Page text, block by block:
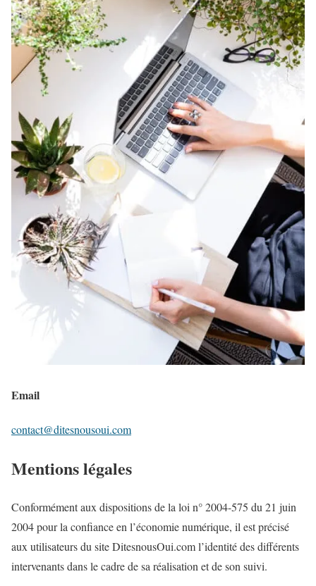
Email
contact@ditesnousoui.com
Mentions légales
Conformément aux dispositions de la loi n° 2004-575 du 21 juin
2004 pour la confiance en l’économie numérique, il est précisé
aux utilisateurs du site DitesnousOui.com l’identité des différents
intervenants dans le cadre de sa réalisation et de son suivi.